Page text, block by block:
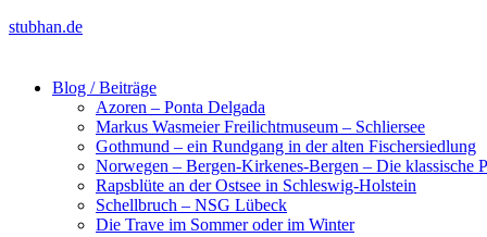
stubhan.de
Blog / Beiträge
Azoren – Ponta Delgada
Markus Wasmeier Freilichtmuseum – Schliersee
Gothmund – ein Rundgang in der alten Fischersiedlung
Norwegen – Bergen-Kirkenes-Bergen – Die klassische
Rapsblüte an der Ostsee in Schleswig-Holstein
Schellbruch – NSG Lübeck
Die Trave im Sommer oder im Winter